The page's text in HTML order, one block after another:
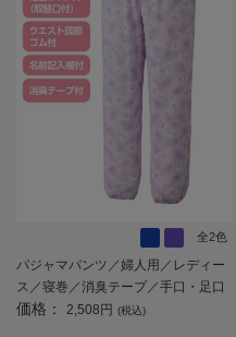
全2色
パジャマパンツ／婦人用／レディー
ス／寝巻／消臭テープ／手口・足口
ゴム／／敬老の日／ギフト／プレゼ
価格： 2,508円 (税込)